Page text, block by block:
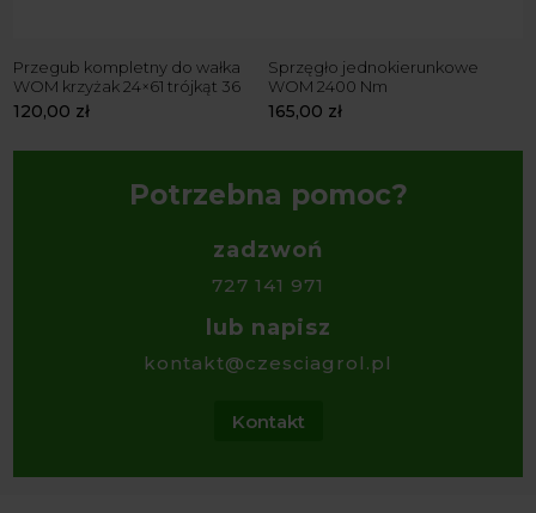
Przegub kompletny do wałka
WOM krzyżak 24×61 trójkąt 36
120,00 zł
Sprzęgło jednokierunkowe
WOM 2400 Nm
165,00 zł
Potrzebna pomoc?
zadzwoń
727 141 971
lub napisz
kontakt@czesciagrol.pl
Kontakt